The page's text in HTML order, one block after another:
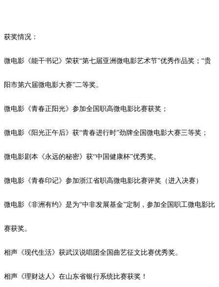
获奖情况：
微电影《能干书记》荣获“第七届亚洲微电影艺术节”优秀作品奖；“贵
阳市第六届微电影大赛”二等奖。
微电影《青春正阳光》参加全国职高微电影比赛获奖；
微电影《阳光正午后》获“青春进行时”劲牌全国微电影大赛三等奖；
微电影剧本《永远的秘密》获“中国健康杯”优秀奖。
微电影《青春印记》参加浙江省职高微电影比赛评奖（进入决赛）
微电影《非洲有约》是为“中非发展基金”定制，参加全国职工微电影比
赛获奖。
相声《现代生活》获武汉说唱团全国曲艺征文比赛优秀奖。
相声《理财达人》在山东省银行系统比赛获奖！